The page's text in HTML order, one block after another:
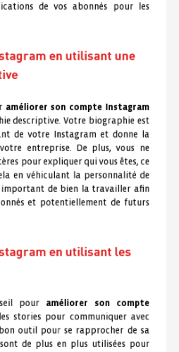
de vos abonnés pour les
en utilisant une
améliorer son compte Instagram
descriptive. Votre biographie est
de votre Instagram et donne la
entreprise. De plus, vous ne
pour expliquer qui vous êtes, ce
en véhiculant la personnalité de
important de bien la travailler afin
et potentiellement de futurs
en utilisant les
pour améliorer son compte
stories pour communiquer avec
outil pour se rapprocher de sa
de plus en plus utilisées pour